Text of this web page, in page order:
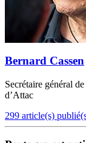
Bernard Cassen
Secrétaire général
d’Attac
299 article(s)